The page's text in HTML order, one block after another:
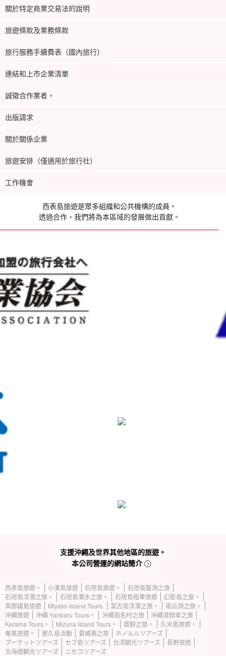
關於特定商業交易法的說明
旅遊條款及業務條款
旅行服務手續費表（國內旅行）
連結和上市企業清單
誠徵合作業者。
出版請求
關於關係企業
旅遊安排（僅適用於旅行社）
工作機會
西表島旅遊是眾多組織和公共機構的成員。
透過合作，我們將為本區域的發展做出貢獻。
支援沖繩及世界其他地區的旅遊。
本公司營運的網站簡介
西表島旅遊。 小濱島旅遊 石垣島旅遊。
石垣島藍洞之旅
石垣島浮潛之旅。
石垣島潛水之旅。 石垣島租車旅遊
幻影島之旅。
與那國島旅遊
Miyako Island Tours. 宮古島浮潛之旅。
南瓜洞之旅。
沖繩旅遊
沖繩 Yanbaru Tours。 沖繩翁名村之旅
沖繩滑翔傘之旅
Kerama Tours。
Mizuna Island Tours。 賞鯨之旅。
久米島旅遊。
奄美旅遊。
屋久島活動 夏威夷之旅
ホノルルツアーズ
プーケットツアーズ
セブ島ツアーズ 台湾観光ツアーズ
長野旅遊
北海道観光ツアーズ
ニセコツアーズ